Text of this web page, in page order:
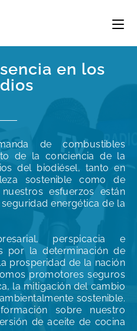
en los
de combustibles
de la conciencia de la
del biodiésel, tanto en
sostenible como de
esfuerzos están
energética de la
perspicacia e
por la determinación de
prosperidad de la nación
promotores seguros
la mitigación del cambio
sostenible.
sobre nuestro
de aceite de cocina